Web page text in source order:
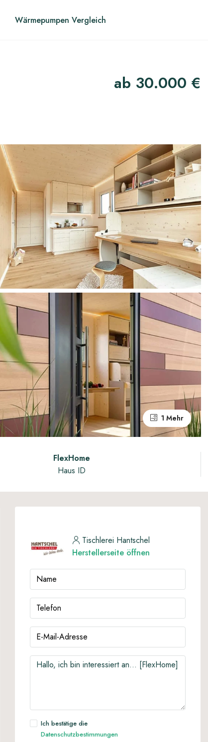
Wärmepumpen Vergleich
ab 30.000 €
1 Mehr
FlexHome
Haus ID
Tischlerei Hantschel
Herstellerseite öffnen
Ich bestätige die
Datenschutzbestimmungen